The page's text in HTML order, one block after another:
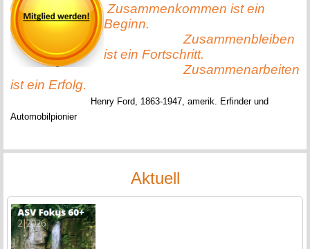
Zusammenkommen ist ein
Beginn.
Zusammenbleiben
ist ein Fortschritt.
Zusammenarbeiten
ist ein Erfolg.
Henry Ford, 1863-1947, amerik. Erfinder und
Automobilpionier
Aktuell